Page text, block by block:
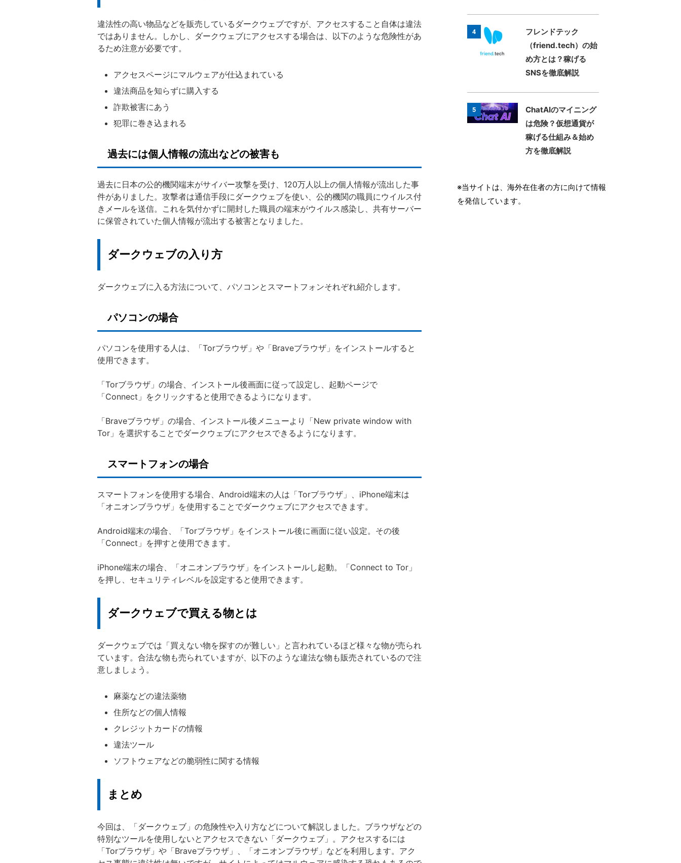
違法性の高い物品などを販売しているダークウェブですが、アクセスすること自体は違法
ではありません。しかし、ダークウェブにアクセスする場合は、以下のような危険性があ
るため注意が必要です。
アクセスページにマルウェアが仕込まれている
違法商品を知らずに購入する
詐欺被害にあう
犯罪に巻き込まれる
過去には個人情報の流出などの被害も
過去に日本の公的機関端末がサイバー攻撃を受け、120万人以上の個人情報が流出した事
件がありました。攻撃者は通信手段にダークウェブを使い、公的機関の職員にウイルス付
きメールを送信。これを気付かずに開封した職員の端末がウイルス感染し、共有サーバー
に保管されていた個人情報が流出する被害となりました。
ダークウェブの入り方
ダークウェブに入る方法について、パソコンとスマートフォンそれぞれ紹介します。
パソコンの場合
パソコンを使用する人は、「Torブラウザ」や「Braveブラウザ」をインストールすると
使用できます。
「Torブラウザ」の場合、インストール後画面に従って設定し、起動ページで
「Connect」をクリックすると使用できるようになります。
「Braveブラウザ」の場合、インストール後メニューより「New private window with
Tor」を選択することでダークウェブにアクセスできるようになります。
スマートフォンの場合
スマートフォンを使用する場合、Android端末の人は「Torブラウザ」、iPhone端末は
「オニオンブラウザ」を使用することでダークウェブにアクセスできます。
Android端末の場合、「Torブラウザ」をインストール後に画面に従い設定。その後
「Connect」を押すと使用できます。
iPhone端末の場合、「オニオンブラウザ」をインストールし起動。「Connect to Tor」
を押し、セキュリティレベルを設定すると使用できます。
ダークウェブで買える物とは
ダークウェブでは「買えない物を探すのが難しい」と言われているほど様々な物が売られ
ています。合法な物も売られていますが、以下のような違法な物も販売されているので注
意しましょう。
麻薬などの違法薬物
住所などの個人情報
クレジットカードの情報
違法ツール
ソフトウェアなどの脆弱性に関する情報
まとめ
今回は、「ダークウェブ」の危険性や入り方などについて解説しました。ブラウザなどの
特別なツールを使用しないとアクセスできない「ダークウェブ」。アクセスするには
「Torブラウザ」や「Braveブラウザ」、「オニオンブラウザ」などを利用します。アク
4
フレンドテック
（friend.tech）の始
め方とは？稼げる
SNSを徹底解説
5
ChatAIのマイニング
は危険？仮想通貨が
稼げる仕組み＆始め
方を徹底解説
※当サイトは、海外在住者の方に向けて情報
を発信しています。